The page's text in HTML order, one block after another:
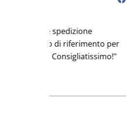
Raccomando
chiunque lavori